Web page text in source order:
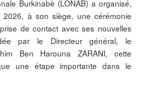
Burkinabè (LONAB) a organisé,
à son siège, une cérémonie
de contact avec ses nouvelles
par le Directeur général, le
Ben Harouna ZARANI, cette
une étape importante dans le